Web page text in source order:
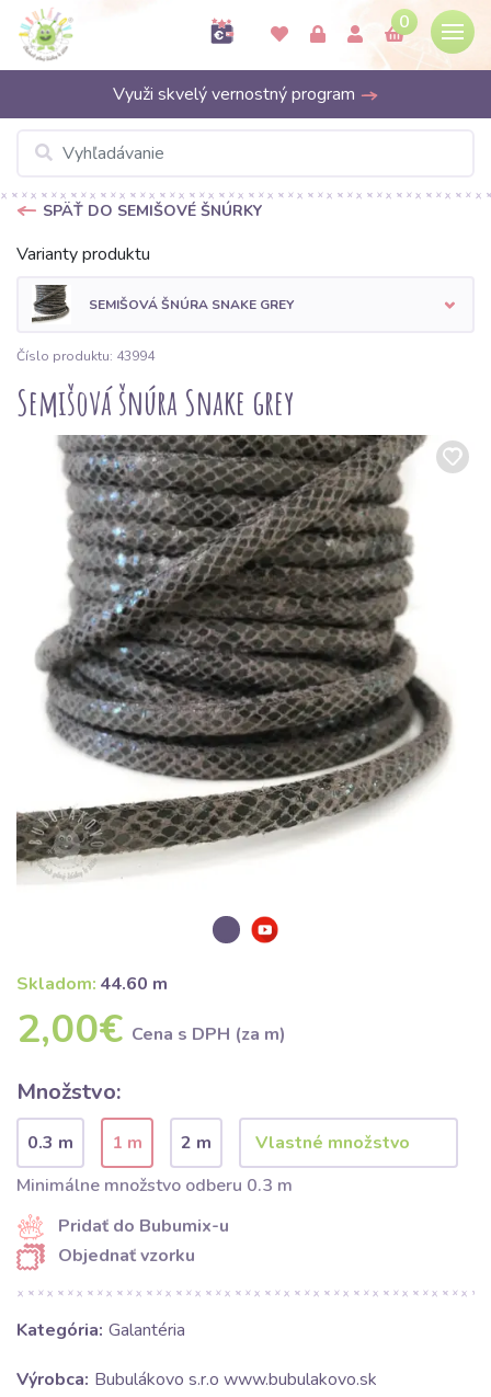
0
Využi skvelý vernostný program
SPÄŤ DO SEMIŠOVÉ ŠNÚRKY
Varianty produktu
SEMIŠOVÁ ŠNÚRA SNAKE GREY
Číslo produktu: 43994
Semišová šnúra Snake grey
Skladom: 44.60 m
2,00€ Cena s DPH (za m)
Množstvo:
0.3 m 1 m
2 m
Minimálne množstvo odberu 0.3 m
Pridať do Bubumix-u
Objednať vzorku
Kategória: Galantéria
Výrobca: Bubulákovo s.r.o www.bubulakovo.sk